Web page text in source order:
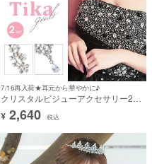
7/16再入荷★耳元から華やかに♪
クリスタルビジューアクセサリー2点
セット [ネックレス＋ピアス]
¥ 2,640 税込